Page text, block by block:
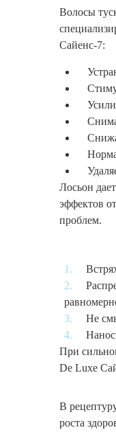
Волосы
Сайенс-7:
Лосьон
эффектов
проблем.
Не
При
De Luxe
В
роста